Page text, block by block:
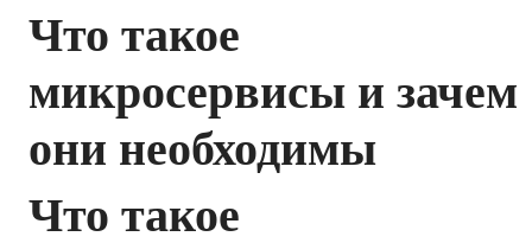
Что такое
микросервисы и зачем
они необходимы
Что такое